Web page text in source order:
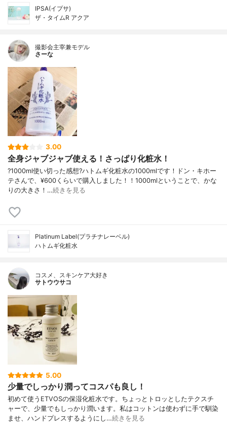
IPSA(イプサ)
ザ・タイムR アクア
撮影会主宰兼モデル
さーな
3.00
全身ジャブジャブ使える！さっぱり化粧水！
?1000ml使い切った感想?ハトムギ化粧水の1000mlです！ドン・キホー
テさんで、¥600くらいで購入しました！！1000mlということで、かな
りの大きさ！…続きを見る
Platinum Label(プラチナレーベル)
ハトムギ化粧水
コスメ、スキンケア大好き
サトウウサコ
5.00
少量でしっかり潤ってコスパも良し！
初めて使うETVOSの保湿化粧水です。ちょっとトロッとしたテクスチ
ャーで、少量でもしっかり潤います。私はコットンは使わずに手で馴染
ませ、ハンドプレスするようにし…続きを見る